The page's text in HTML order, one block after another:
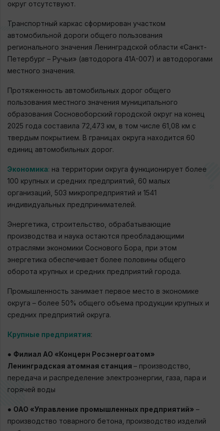
округ отсутствуют.
Транспортный каркас сформирован участком
автомобильной дороги общего пользования
регионального значения Ленинградской области «Санкт-
Петербург – Ручьи» (автодорога 41А-007) и автодорогами
местного значения.
Протяженность автомобильных дорог общего
пользования местного значения муниципального
образования Сосновоборский городской округ на конец
2025 года составила 72,473 км, в том числе 61,08 км с
твердым покрытием. В границах округа находится 60
единиц автомобильных дорог.
Экономика: на территории округа функционирует более
100 крупных и средних предприятий, 60 малых
организаций, 503 микропредприятий и 1541
индивидуальных предпринимателей.
Энергетика, строительство, обрабатывающие
производства и наука остаются преобладающими
отраслями экономики Соснового Бора, при этом
энергетика обеспечивает более половины общего
оборота крупных и средних предприятий города.
Промышленность занимает первое место в экономике
округа – более 50% общего объема продукции крупных и
средних предприятий округа.
Крупные предприятия:
● Филиал АО «Концерн Росэнергоатом»
Ленинградская атомная станция – производство,
передача и распределение электроэнергии, газа, пара и
горячей воды
● ОАО «Управление промышленных предприятий» –
производство товарного бетона, производство изделий